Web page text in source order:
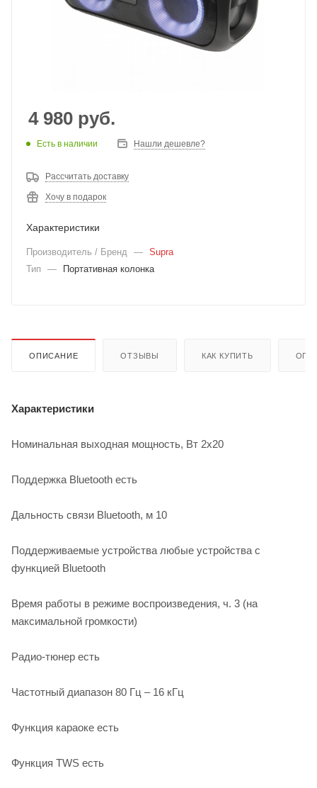
4 980 руб.
Есть в наличии Нашли дешевле?
Рассчитать доставку
Хочу в подарок
Характеристики
Производитель / Бренд — Supra
Тип
— Портативная колонка
ОПИСАНИЕ ОТЗЫВЫ КАК КУПИТЬ
Характеристики
Номинальная выходная мощность, Вт 2x20
Поддержка Bluetooth есть
Дальность связи Bluetooth, м 10
Поддерживаемые устройства любые устройства с
функцией Bluetooth
Время работы в режиме воспроизведения, ч. 3 (на
максимальной громкости)
Радио-тюнер есть
Частотный диапазон 80 Гц – 16 кГц
Функция караоке есть
Функция TWS есть